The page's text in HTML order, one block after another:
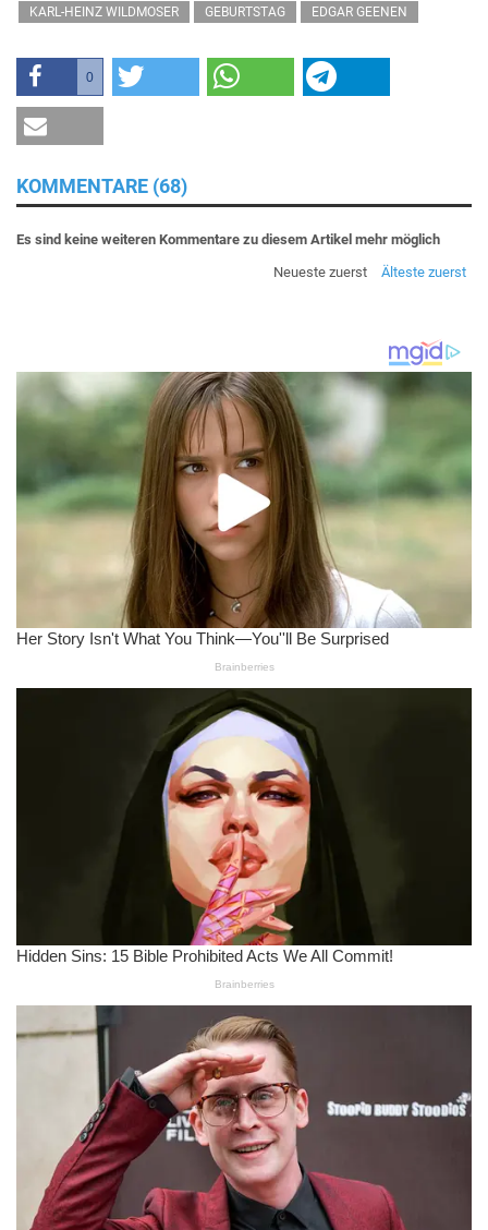
KARL-HEINZ WILDMOSER GEBURTSTAG EDGAR GEENEN
0
KOMMENTARE (68)
Es sind keine weiteren Kommentare zu diesem Artikel mehr möglich
Neueste zuerst
Älteste zuerst